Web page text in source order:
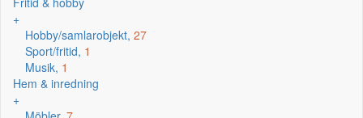
+
Hobby/samlarobjekt, 27
Sport/fritid, 1
Musik, 1
Hem & inredning
+